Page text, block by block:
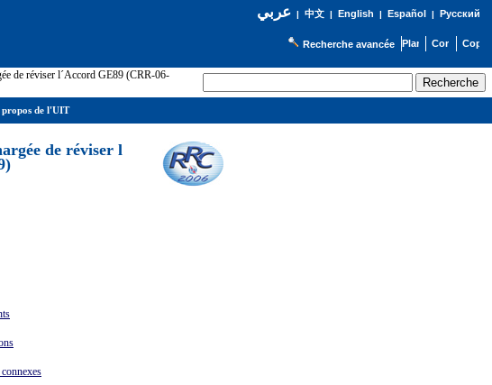
عربي| 中文| English | Español | Русский
Recherche avancée
de réviser l´Accord GE89 (CRR-06-
de réviser l
propos de l'UIT